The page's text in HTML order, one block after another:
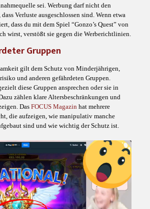
sei. Werbung darf nicht den
Verluste ausgeschlossen sind. Wenn etwa
dass du mit dem Spiel “Gonzo’s Quest” von
wirst, verstößt sie gegen die Werberichtlinien.
Gruppen
gilt dem Schutz von Minderjährigen,
und anderen gefährdeten Gruppen.
diese Gruppen ansprechen oder sie in
zählen klare Altersbeschränkungen und
Das FOCUS Magazin hat mehrere
die aufzeigen, wie manipulativ manche
sind und wie wichtig der Schutz ist.